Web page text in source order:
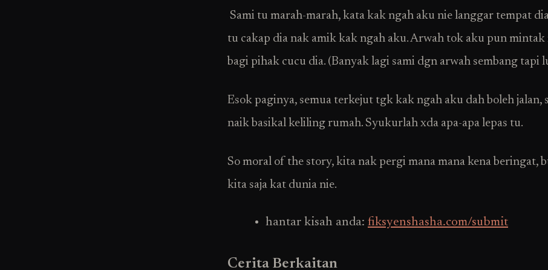
Sami tu marah-marah, kata kak ngah aku nie langgar tempat
tu cakap dia nak amik kak ngah aku. Arwah tok aku pun mintak
bagi pihak cucu dia. (Banyak lagi sami dgn arwah sembang tapi
Esok paginya, semua terkejut tgk kak ngah aku dah boleh jalan,
naik basikal keliling rumah. Syukurlah xda apa-apa lepas tu.
So moral of the story, kita nak pergi mana mana kena beringat,
kita saja kat dunia nie.
hantar kisah anda: fiksyenshasha.com/submit
Cerita Berkaitan